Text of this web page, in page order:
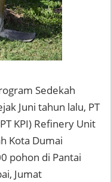
Sedekah
Juni tahun lalu, PT
KPI) Refinery Unit
Kota Dumai
pohon di Pantai
Jumat